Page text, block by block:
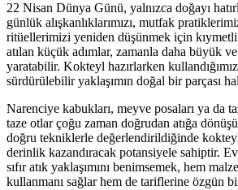
22 Nisan Dünya Günü, yalnızca doğayı
günlük alışkanlıklarımızı, mutfak
ritüellerimizi yeniden düşünmek için
atılan küçük adımlar, zamanla daha büyük
yaratabilir. Kokteyl hazırlarken
sürdürülebilir yaklaşımın doğal bir parçası
Narenciye kabukları, meyve posaları ya da
taze otlar çoğu zaman doğrudan atığa
doğru tekniklerle değerlendirildiğinde
derinlik kazandıracak potansiyele sahiptir.
sıfır atık yaklaşımını benimsemek, hem
kullanmanı sağlar hem de tariflerine özgün